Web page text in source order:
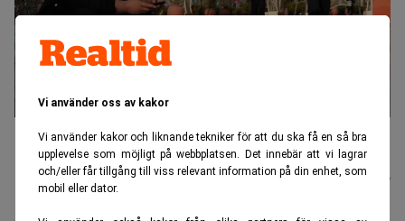
Vi använder oss av kakor
Vi använder kakor och liknande tekniker för att du ska få en så bra
upplevelse som möjligt på webbplatsen. Det innebär att vi lagrar
och/eller får tillgång till viss relevant information på din enhet, som
mobil eller dator.
beslutet på. (Foto: Ng Han Guan/AP/TT).
Johannes
Stenlund
Publicerad:11 juli 2026